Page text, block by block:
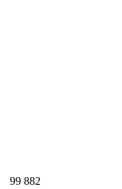
99 882